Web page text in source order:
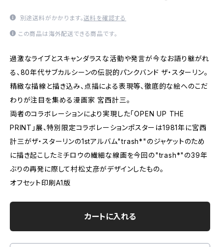
別途送料がかかります。送料を確認する
この商品は海外配送できる商品です。
過激なライブとスキャンダラスな活動や発言が今なお語り継がれ
る、80年代サブカルシーンの伝説的パンクバンド ザ・スターリン。
精緻な描線と描き込み、点描による表現等、徹底的な絵へのこだ
わりが注目を集める漫画家 宮西計三。
両者のコラボレーションにより実現した「OPEN UP THE
PRINT」展、特別限定コラボレーションポスターは1981年に宮西
計三がザ・スターリンの1stアルバム"trash*"のジャケットのため
に描き起こしたミチロウの繊細な線画を今回の"trash*"の39年
ぶりの再発に際して村松丈彦がデザインしたもの。
オフセット印刷A1版
カートに入れる